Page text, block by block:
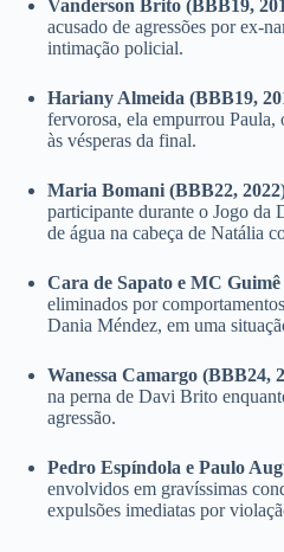
Vanderson Brito (BBB19,
acusado de agressões por ex-
intimação policial.
Hariany Almeida (BBB19,
fervorosa, ela empurrou Paula,
às vésperas da final.
Maria Bomani (BBB22,
participante durante o Jogo da
de água na cabeça de Natália
Cara de Sapato e MC
eliminados por
Dania Méndez, em uma
Wanessa Camargo (BBB24,
na perna de Davi Brito
agressão.
Pedro Espíndola e Paulo
envolvidos em gravíssimas
expulsões imediatas por